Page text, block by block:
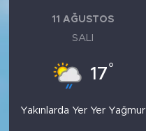
11 AĞUSTOS
SALI
17°
Yakınlarda Yer Yer Yağmur